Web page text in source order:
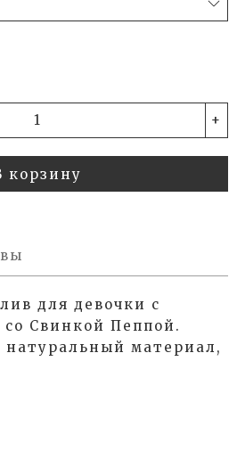
+
корзину
для девочки с
Свинкой Пеппой.
материал,